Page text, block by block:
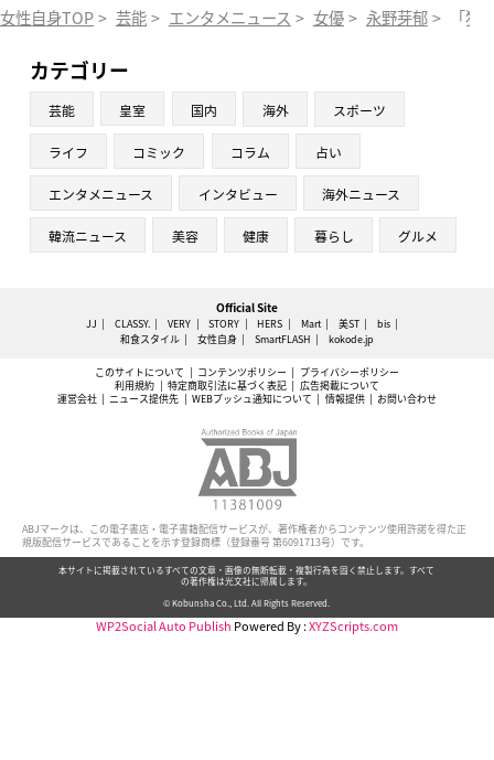
女性自身TOP > 芸能 > エンタメニュース > 女優 > 永野芽郁 > 「
カテゴリー
芸能 皇室 国内 海外 スポーツ
ライフ コミック コラム 占い
エンタメニュース インタビュー 海外ニュース
韓流ニュース 美容 健康 暮らし グルメ
Official Site
JJ CLASSY. VERY STORY HERS Mart 美ST
bis
和食スタイル
女性自身 SmartFLASH kokode.jp
このサイトについて コンテンツポリシー
プライバシーポリシー
利用規約
特定商取引法に基づく表記
広告掲載について
運営会社
ニュース提供先 WEBプッシュ通知について 情報提供 お問い合わせ
ABJマークは、この電子書店・電子書籍配信サービスが、著作権者からコンテンツ使用許諾を得た正
規版配信サービスであることを示す登録商標（登録番号 第6091713号）です。
本サイトに掲載されているすべての文章・画像の無断転載・複製行為を固く禁止します。すべて
の著作権は光文社に帰属します。
© Kobunsha Co., Ltd. All Rights Reserved.
WP2Social Auto Publish Powered By :XYZScripts.com